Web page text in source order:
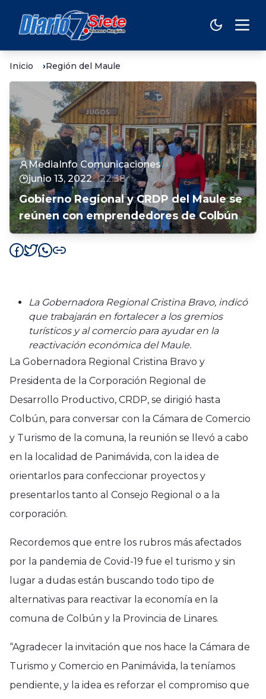
Inicio Región del Maule
MediaInfo Comunicaciones
junio 13, 2022
22:38
Gobierno Regional y CRDP del Maule se
reúnen con emprendedores de Colbún
La Gobernadora Regional Cristina Bravo, indicó
que trabajarán en fortalecer a los gremios
turísticos y al comercio para ayudar en la
reactivación económica del Maule.
La Gobernadora Regional Cristina Bravo y
Presidenta de la Corporación Regional de
Desarrollo Productivo, CRDP, se dirigió hasta
Colbún, para conversar con la Cámara de Comercio
y Turismo de la comuna, la reunión se llevó a cabo
en la localidad de Panimávida, con la idea de
orientarlos para confeccionar proyectos y
presentarlos tanto al Consejo Regional o a la
corporación.
Recordemos que entre los rubros más afectados
por la pandemia de Covid-19 fue el turismo y sin
lugar a dudas están buscando todo tipo de
alternativas para reactivar la economía en la
comuna de Colbún y la Provincia de Linares.
“Agradecer la invitación que nos hace la Cámara de
Turismo y Comercio en Panimávida, la teníamos
pendiente, y la idea es reforzar el compromiso que